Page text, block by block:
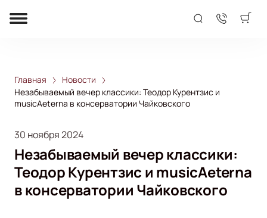
Главная
Новости
Незабываемый вечер классики: Теодор Курентзис и
musicAeterna в консерватории Чайковского
30 ноября 2024
Незабываемый вечер классики:
Теодор Курентзис и musicAeterna
в консерватории Чайковского